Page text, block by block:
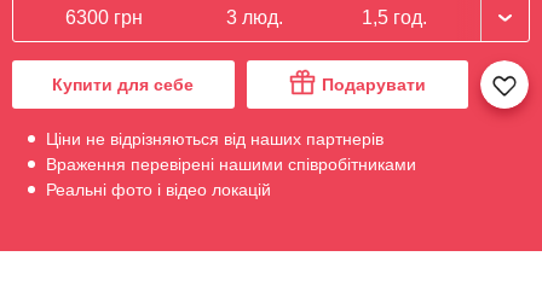
6300 грн 3 люд. 1,5 год.
Купити для себе Подарувати
Ціни не відрізняються від наших партнерів
Враження перевірені нашими співробітниками
Реальні фото і відео локацій